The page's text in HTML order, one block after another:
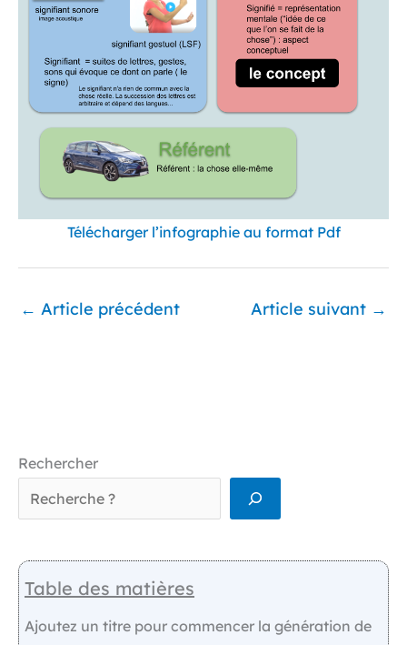
Télécharger l’infographie au format Pdf
← Article précédent Article suivant →
Rechercher
Table des matières
Ajoutez un titre pour commencer la génération de